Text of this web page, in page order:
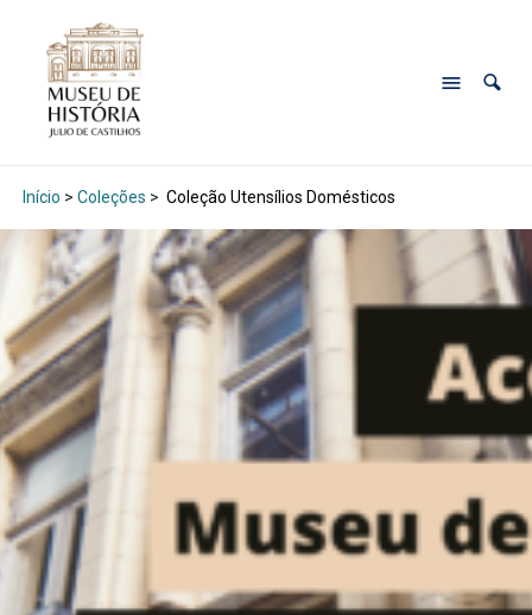
Início > Coleções > Coleção Utensílios Domésticos